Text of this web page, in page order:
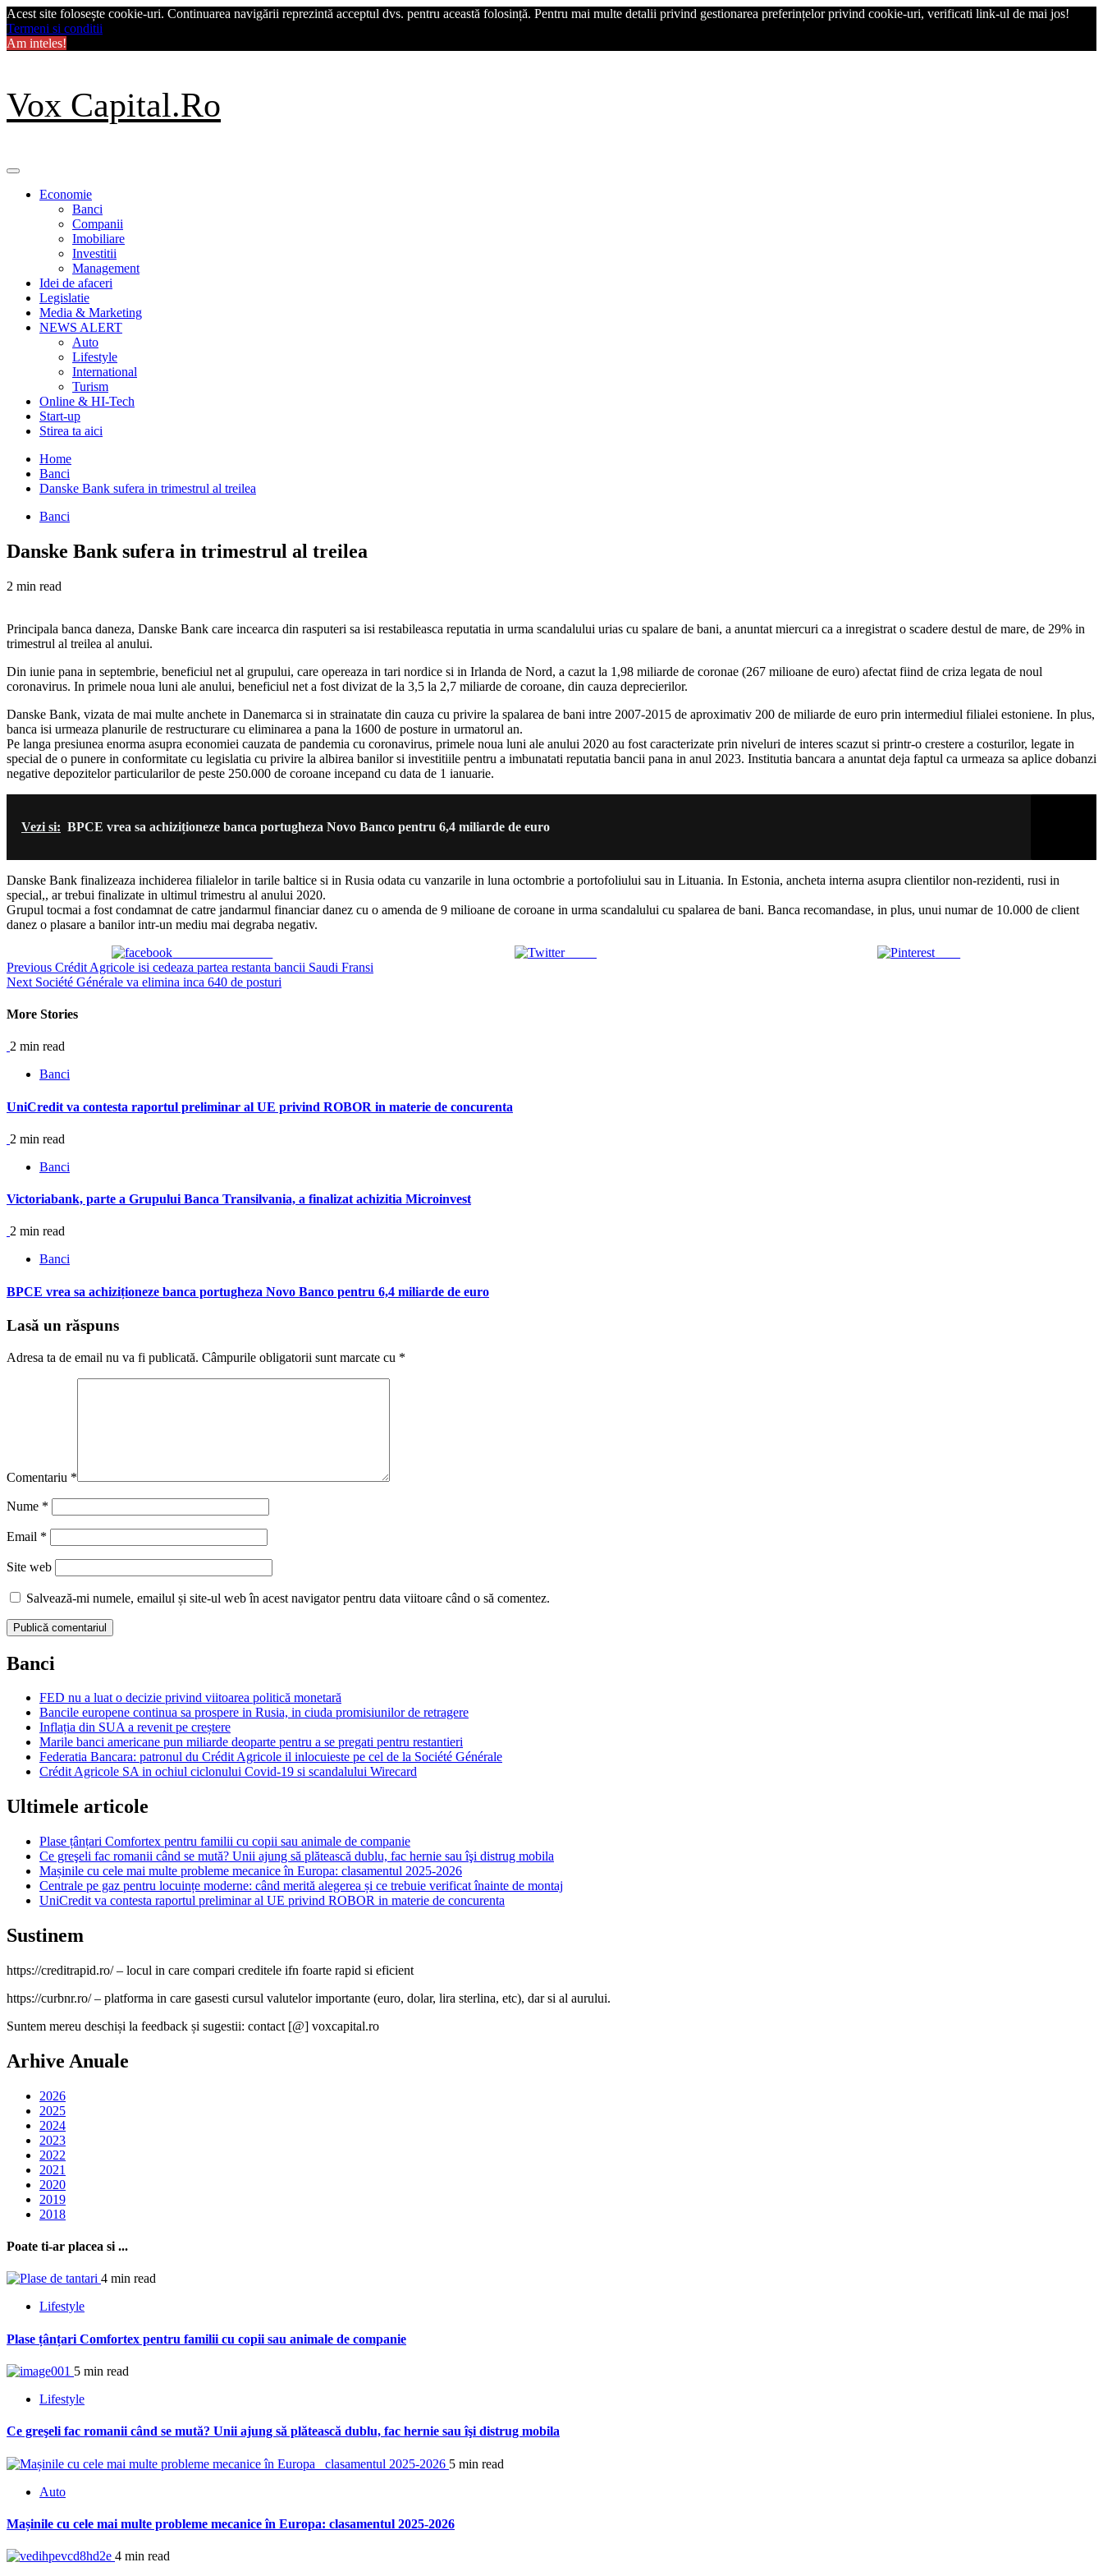
Acest site folosește cookie-uri. Continuarea navigării reprezintă acceptul dvs. pentru această folosință. Pentru mai multe detalii privind gestionarea preferințelor privind cookie-uri, verificati link-ul de mai jos!
Termeni si conditii
Am inteles!
Skip
to
content
Vox Capital.Ro
Primary
Economie
Banci
Companii
Imobiliare
Investitii
Management
Idei de afaceri
Legislatie
Media & Marketing
NEWS ALERT
Auto
Lifestyle
International
Turism
Online & HI-Tech
Start-up
Stirea ta aici
Home
Banci
Danske Bank sufera in trimestrul al treilea
Banci
Danske Bank sufera in trimestrul al treilea
2 min read
Principala banca daneza, Danske Bank care incearca din rasputeri sa isi restabileasca reputatia in urma scandalului urias cu spalare de bani, a anuntat miercuri ca a inregistrat o scadere destul de mare, de 29% in
trimestrul al treilea al anului.
Din iunie pana in septembrie, beneficiul net al grupului, care opereaza in tari nordice si in Irlanda de Nord, a cazut la 1,98 miliarde de coronae (267 milioane de euro) afectat fiind de criza legata de noul
coronavirus. In primele noua luni ale anului, beneficiul net a fost divizat de la 3,5 la 2,7 miliarde de coroane, din cauza deprecierilor.
Danske Bank, vizata de mai multe anchete in Danemarca si in strainatate din cauza cu privire la spalarea de bani intre 2007-2015 de aproximativ 200 de miliarde de euro prin intermediul filialei estoniene. In plus,
banca isi urmeaza planurile de restructurare cu eliminarea a pana la 1600 de posture in urmatorul an.
Pe langa presiunea enorma asupra economiei cauzata de pandemia cu coronavirus, primele noua luni ale anului 2020 au fost caracterizate prin niveluri de interes scazut si printr-o crestere a costurilor, legate in
special de o punere in conformitate cu legislatia cu privire la albirea banilor si investitiile pentru a imbunatati reputatia bancii pana in anul 2023. Institutia bancara a anuntat deja faptul ca urmeaza sa aplice dobanzi
negative depozitelor particularilor de peste 250.000 de coroane incepand cu data de 1 ianuarie.
Vezi si: BPCE vrea sa achiziționeze banca portugheza Novo Banco pentru 6,4 miliarde de euro
Danske Bank finalizeaza inchiderea filialelor in tarile baltice si in Rusia odata cu vanzarile in luna octombrie a portofoliului sau in Lituania. In Estonia, ancheta interna asupra clientilor non-rezidenti, rusi in
special,, ar trebui finalizate in ultimul trimestru al anului 2020.
Grupul tocmai a fost condamnat de catre jandarmul financiar danez cu o amenda de 9 milioane de coroane in urma scandalului cu spalarea de bani. Banca recomandase, in plus, unui numar de 10.000 de client
danez o plasare a banilor intr-un mediu mai degraba negativ.
Tweet
Continue
Reading
Previous Crédit Agricole isi cedeaza partea restanta bancii Saudi Fransi
Next Société Générale va elimina inca 640 de posturi
More Stories
2 min read
Banci
UniCredit va contesta raportul preliminar al UE privind ROBOR in materie de concurenta
2 min read
Banci
Victoriabank, parte a Grupului Banca Transilvania, a finalizat achizitia Microinvest
2 min read
Banci
BPCE vrea sa achiziționeze banca portugheza Novo Banco pentru 6,4 miliarde de euro
Lasă un răspuns
Adresa ta de email nu va fi publicată. Câmpurile obligatorii sunt marcate cu *
Comentariu *
Nume *
Email *
Site web
Salvează-mi numele, emailul și site-ul web în acest navigator pentru data viitoare când o să comentez.
Banci
FED nu a luat o decizie privind viitoarea politică monetară
Bancile europene continua sa prospere in Rusia, in ciuda promisiunilor de retragere
Inflația din SUA a revenit pe creștere
Marile banci americane pun miliarde deoparte pentru a se pregati pentru restantieri
Federatia Bancara: patronul du Crédit Agricole il inlocuieste pe cel de la Société Générale
Crédit Agricole SA in ochiul ciclonului Covid-19 si scandalului Wirecard
Ultimele articole
Plase țânțari Comfortex pentru familii cu copii sau animale de companie
Ce greşeli fac romanii când se mută? Unii ajung să plătească dublu, fac hernie sau îşi distrug mobila
Mașinile cu cele mai multe probleme mecanice în Europa: clasamentul 2025-2026
Centrale pe gaz pentru locuințe moderne: când merită alegerea și ce trebuie verificat înainte de montaj
UniCredit va contesta raportul preliminar al UE privind ROBOR in materie de concurenta
Sustinem
https://creditrapid.ro/ – locul in care compari creditele ifn foarte rapid si eficient
https://curbnr.ro/ – platforma in care gasesti cursul valutelor importante (euro, dolar, lira sterlina, etc), dar si al aurului.
Suntem mereu deschiși la feedback și sugestii: contact [@] voxcapital.ro
Arhive Anuale
2026
2025
2024
2023
2022
2021
2020
2019
2018
Poate ti-ar placea si ...
4 min read
Lifestyle
Plase țânțari Comfortex pentru familii cu copii sau animale de companie
5 min read
Lifestyle
Ce greşeli fac romanii când se mută? Unii ajung să plătească dublu, fac hernie sau îşi distrug mobila
5 min read
Auto
Mașinile cu cele mai multe probleme mecanice în Europa: clasamentul 2025-2026
4 min read